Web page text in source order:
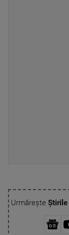
Urmărește Știrile